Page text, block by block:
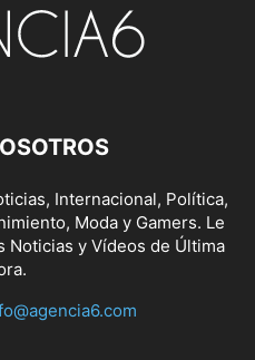
Internacional, Política,
Moda y Gamers. Le
Noticias y Vídeos de Última